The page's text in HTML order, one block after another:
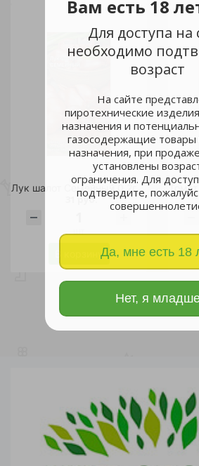
Вам есть 18
Для доступа на
необходимо
возраст
На сайте
пиротехнические
назначения и
газосодержащие товары
назначения, при
установлены
ограничения. Для
подтвердите,
Да, мне есть 18
Нет, я
Лук шалот Семейный 0,2гр /10
31 руб.
шт
В корзину